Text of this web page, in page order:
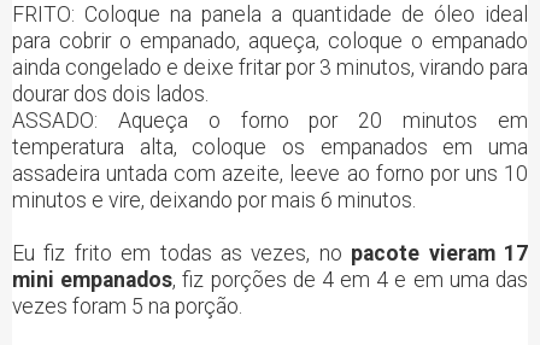
FRITO: Coloque na panela a quantidade de óleo ideal
para cobrir o empanado, aqueça, coloque o empanado
ainda congelado e deixe fritar por 3 minutos, virando para
dourar dos dois lados.
ASSADO: Aqueça o forno por 20 minutos em
temperatura alta, coloque os empanados em uma
assadeira untada com azeite, leeve ao forno por uns 10
minutos e vire, deixando por mais 6 minutos.
Eu fiz frito em todas as vezes, no pacote vieram 17
mini empanados, fiz porções de 4 em 4 e em uma das
vezes foram 5 na porção.